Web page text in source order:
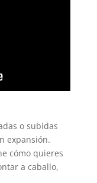
o subidas
expansión.
cómo quieres
a caballo,